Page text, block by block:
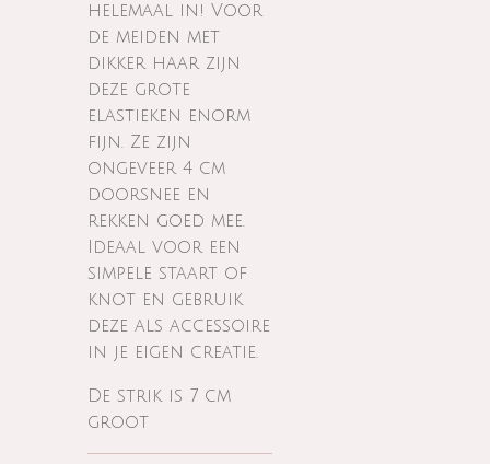
helemaal in! Voor
de meiden met
dikker haar zijn
deze grote
elastieken enorm
fijn. Ze zijn
ongeveer 4 cm
doorsnee en
rekken goed mee.
Ideaal voor een
simpele staart of
knot en gebruik
deze als accessoire
in je eigen creatie.
De strik is 7 cm
groot